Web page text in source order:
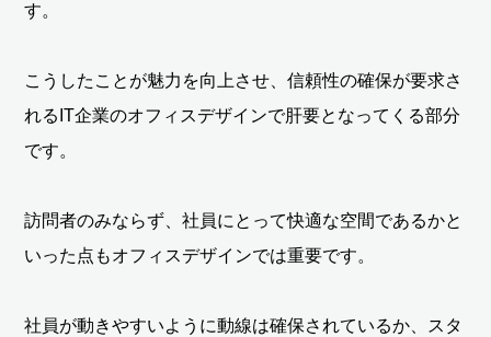
す。
こうしたことが魅力を向上させ、信頼性の確保が要求さ
れるIT企業のオフィスデザインで肝要となってくる部分
です。
訪問者のみならず、社員にとって快適な空間であるかと
いった点もオフィスデザインでは重要です。
社員が動きやすいように動線は確保されているか、スタ